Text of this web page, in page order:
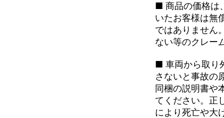
■ 商品の価格は
いたお客様は無
ではありません
ない等のクレー
■ 車両から取り
さないと事故の
同梱の説明書や
てください。正
により死亡や大